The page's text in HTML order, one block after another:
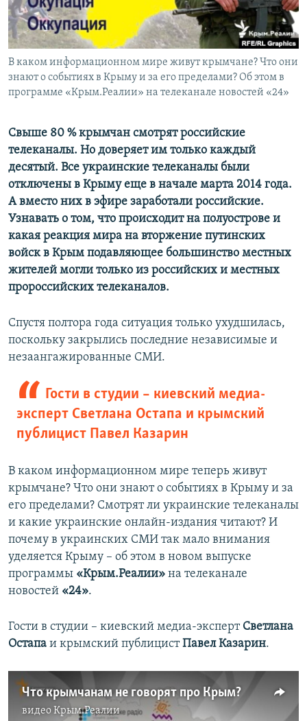
ПОБЕДИТЕЛЕЙ НЕ СУДЯТ?
КРЫМ.НЕПОКОРЕННЫЙ
ELIFBE
УКРАИНСКАЯ ПРОБЛЕМА КРЫМА
ПРИСОЕДИНЯЙТЕСЬ!
В каком информационном мире живут крымчане? Что они
знают о событиях в Крыму и за его пределами? Об этом в
программе «Крым.Реалии» на телеканале новостей «24»
Свыше 80 % крымчан смотрят российские
телеканалы. Но доверяет им только каждый
десятый. Все украинские телеканалы были
отключены в Крыму еще в начале марта 2014 года.
А вместо них в эфире заработали российские.
Узнавать о том, что происходит на полуострове и
какая реакция мира на вторжение путинских
войск в Крым подавляющее большинство местных
жителей могли только из российских и местных
пророссийских телеканалов.
Спустя полтора года ситуация только ухудшилась,
поскольку закрылись последние независимые и
незаангажированные СМИ.
Гости в студии – киевский медиа-
эксперт Светлана Остапа и крымский
публицист Павел Казарин
В каком информационном мире теперь живут
крымчане? Что они знают о событиях в Крыму и за
его пределами? Смотрят ли украинские телеканалы
и какие украинские онлайн-издания читают? И
почему в украинских СМИ так мало внимания
уделяется Крыму – об этом в новом выпуске
программы «Крым.Реалии» на телеканале
новостей «24».
Гости в студии – киевский медиа-экспертСветлана
Остапа и крымский публицистПавел Казарин.
Что крымчанам не говорят про Крым?
видеоКрым.Реалии